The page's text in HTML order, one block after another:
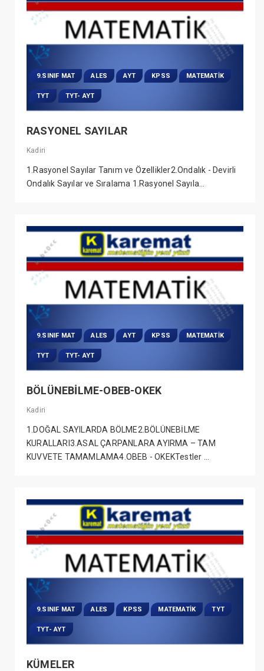
9.SINIF MAT ALES AYT KPSS MATEMATIK
TYT TYT- AYT
RASYONEL SAYILAR
Kadiri
1.Rasyonel Sayılar Tanım ve Özellikler2.Ondalık - Devirli
Ondalık Sayılar ve Sıralama 1.Rasyonel Sayıla...
9.SINIF MAT ALES AYT KPSS MATEMATIK
TYT TYT- AYT
BÖLÜNEBİLME-OBEB-OKEK
Kadiri
1.DOĞAL SAYILARDA BÖLME2.BÖLÜNEBİLME
KURALLARI3.ASAL ÇARPANLARA AYIRMA – TAM
KUVVETE TAMAMLAMA4.OBEB - OKEKTestler ...
9.SINIF MAT ALES KPSS MATEMATIK TYT
TYT- AYT
KÜMELER